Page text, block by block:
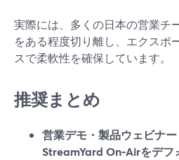
実際には、多くの日本の営業チ
をある程度切り離し、エクスポ
スで柔軟性を確保しています。
推奨まとめ
営業デモ・製品ウェビナー
StreamYard On‑Airをデフ